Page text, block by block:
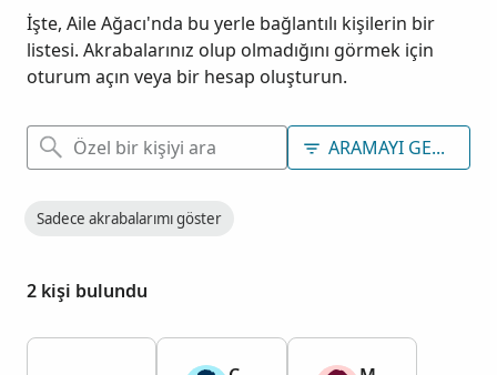
İşte, Aile Ağacı'nda bu yerle bağlantılı kişilerin bir
listesi. Akrabalarınız olup olmadığını görmek için
oturum açın veya bir hesap oluşturun.
ARAMAYI GELIŞTIR
Sadece akrabalarımı göster
2 kişi bulundu